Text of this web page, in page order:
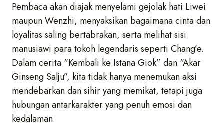
Pembaca akan diajak menyelami gejolak hati Liwei
maupun Wenzhi, menyaksikan bagaimana cinta dan
loyalitas saling bertabrakan, serta melihat sisi
manusiawi para tokoh legendaris seperti Chang’e.
Dalam cerita “Kembali ke Istana Giok” dan “Akar
Ginseng Salju”, kita tidak hanya menemukan aksi
mendebarkan dan sihir yang memikat, tetapi juga
hubungan antarkarakter yang penuh emosi dan
kedalaman.